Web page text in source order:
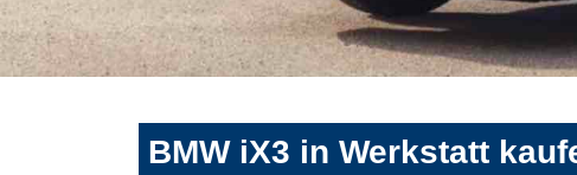
BMW iX3 in Werkstatt